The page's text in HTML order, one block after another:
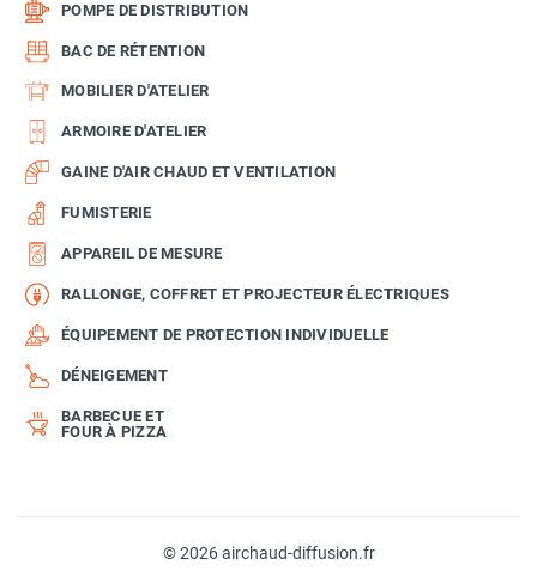
POMPE DE DISTRIBUTION
BAC DE RÉTENTION
MOBILIER D'ATELIER
ARMOIRE D'ATELIER
GAINE D'AIR CHAUD ET VENTILATION
FUMISTERIE
APPAREIL DE MESURE
RALLONGE, COFFRET ET PROJECTEUR ÉLECTRIQUES
ÉQUIPEMENT DE PROTECTION INDIVIDUELLE
DÉNEIGEMENT
BARBECUE ET
FOUR À PIZZA
© 2026 airchaud-diffusion.fr